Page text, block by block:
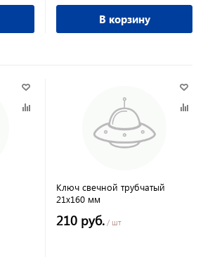
В корзину
Ключ свечной трубчатый
21х160 мм
210 руб. / шт